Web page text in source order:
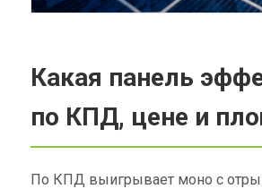
Какая панель
по КПД, цене и
По КПД выигрывает моно с